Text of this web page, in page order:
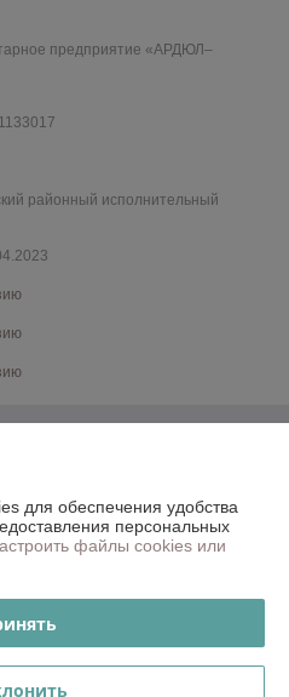
предприятие «АРДЮЛ–
районный исполнительный
для обеспечения удобства
персональных
файлы cookies или